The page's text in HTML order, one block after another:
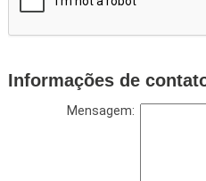
Informações de
Mensagem: